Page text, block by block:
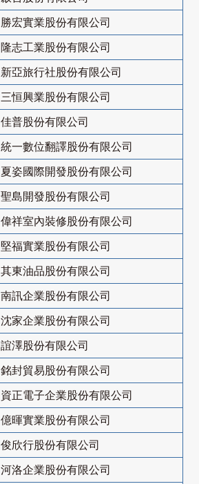
勝宏實業股份有限公司
隆志工業股份有限公司
新亞旅行社股份有限公司
三恒興業股份有限公司
佳普股份有限公司
統一數位翻譯股份有限公司
夏姿國際開發股份有限公司
聖島開發股份有限公司
偉祥室內裝修股份有限公司
堅福實業股份有限公司
其東油品股份有限公司
南訊企業股份有限公司
沈家企業股份有限公司
誼澤股份有限公司
銘封貿易股份有限公司
資正電子企業股份有限公司
億暉實業股份有限公司
俊欣行股份有限公司
河洛企業股份有限公司